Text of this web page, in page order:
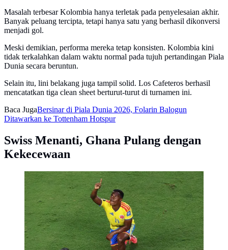
Masalah terbesar Kolombia hanya terletak pada penyelesaian akhir.
Banyak peluang tercipta, tetapi hanya satu yang berhasil dikonversi
menjadi gol.
Meski demikian, performa mereka tetap konsisten. Kolombia kini
tidak terkalahkan dalam waktu normal pada tujuh pertandingan Piala
Dunia secara beruntun.
Selain itu, lini belakang juga tampil solid. Los Cafeteros berhasil
mencatatkan tiga clean sheet berturut-turut di turnamen ini.
Baca JugaBersinar di Piala Dunia 2026, Folarin Balogun
Ditawarkan ke Tottenham Hotspur
Swiss Menanti, Ghana Pulang dengan
Kekecewaan